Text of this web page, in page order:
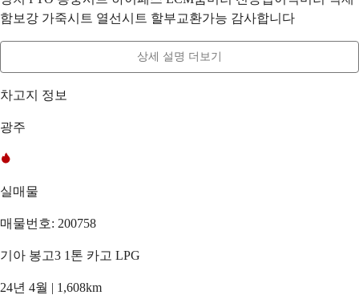
함보강 가죽시트 열선시트 할부교환가능 감사합니다
상세 설명 더보기
차고지 정보
광주
실매물
매물번호: 200758
기아 봉고3 1톤 카고 LPG
24년 4월 | 1,608km